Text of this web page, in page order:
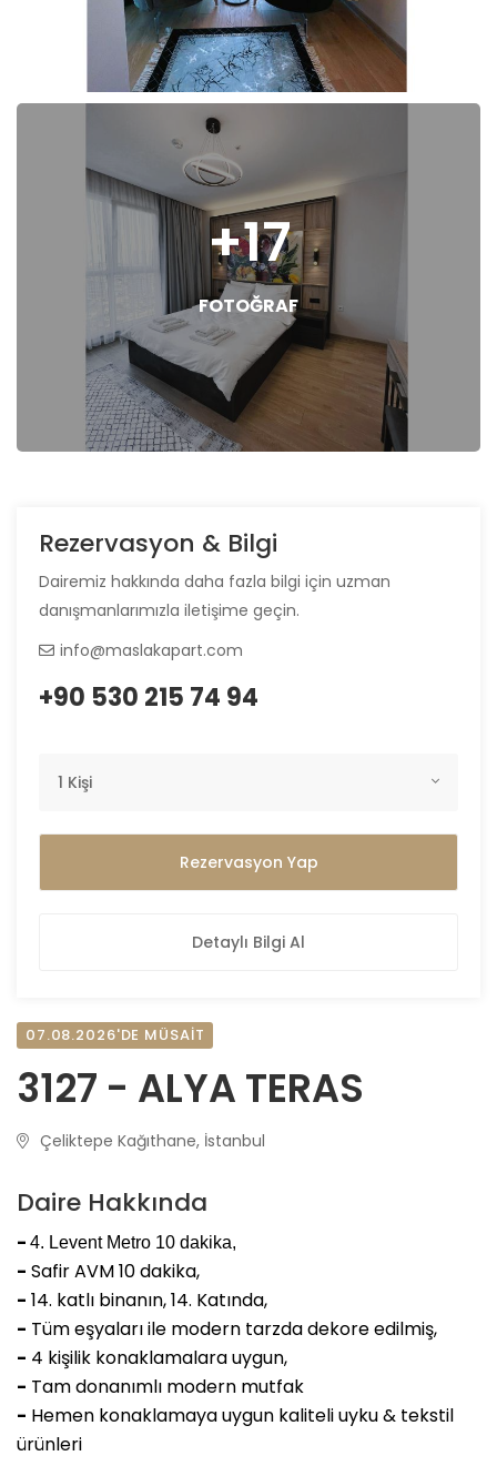
+17
FOTOĞRAF
Rezervasyon & Bilgi
Dairemiz hakkında daha fazla bilgi için uzman
danışmanlarımızla iletişime geçin.
info@maslakapart.com
+90 530 215 74 94
1 Kişi
Rezervasyon Yap
Detaylı Bilgi Al
07.08.2026'DE MÜSAİT
3127 - ALYA TERAS
Çeliktepe Kağıthane, İstanbul
Daire Hakkında
- 4. Levent Metro 10 dakika,
- Safir AVM 10 dakika,
- 14. katlı binanın, 14. Katında,
- Tüm eşyaları ile modern tarzda dekore edilmiş,
- 4 kişilik konaklamalara uygun,
- Tam donanımlı modern mutfak
- Hemen konaklamaya uygun kaliteli uyku & tekstil
ürünleri